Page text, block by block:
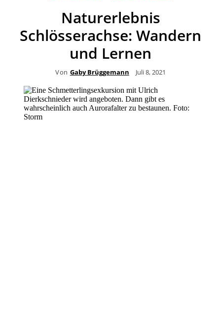
Naturerlebnis
Schlösserachse: Wandern
und Lernen
Von Gaby Brüggemann Juli 8, 2021